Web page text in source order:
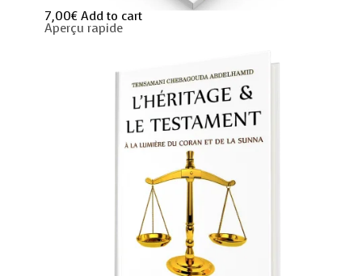
7,00€ Add to cart
Aperçu rapide